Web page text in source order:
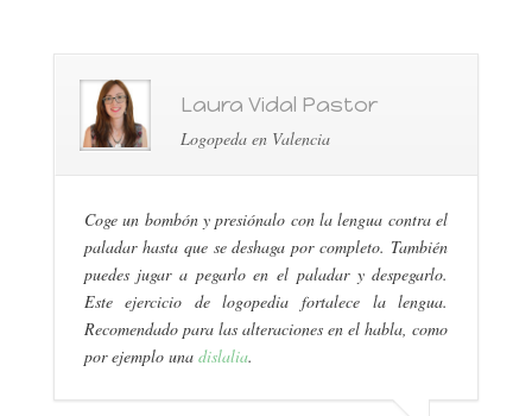
Laura Vidal Pastor
Logopeda en Valencia
Coge un bombón y presiónalo con la lengua contra el
paladar hasta que se deshaga por completo. También
puedes jugar a pegarlo en el paladar y despegarlo.
Este ejercicio de logopedia fortalece la lengua.
Recomendado para las alteraciones en el habla, como
por ejemplo una dislalia.